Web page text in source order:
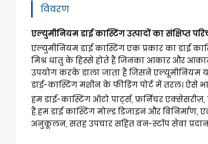
विवरण
एल्युमीनियम डाई कास्टिंग उत्पादों का संक्षिप्त
एल्युमीनियम डाई कास्टिंग एक प्रकार का डाई
मिश्र धातु के हिस्से होते हैं जिनका आकार और आकार
उपयोग करके डाला जाता है जिसने एल्यूमीनियम
डाई-कास्टिंग मशीन के फीडिंग पोर्ट में तरल। ऐसे
हम डाई-कास्टिंग ऑटो पार्ट्स, फ़र्निचर
हैं.हम डाई कास्टिंग मोल्ड डिजाइन और विनिर्माण,
अनुकूलन, सतह उपचार सहित वन-स्टॉप सेवा